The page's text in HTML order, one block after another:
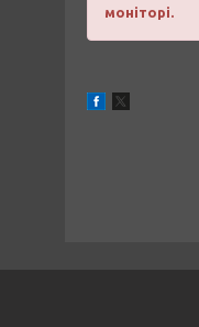
моніторі.